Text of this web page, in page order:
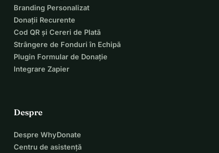
Branding Personalizat
Donații Recurente
Cod QR și Cereri de Plată
Strângere de Fonduri în Echipă
Plugin Formular de Donație
Integrare Zapier
Despre
Despre WhyDonate
Centru de asistență